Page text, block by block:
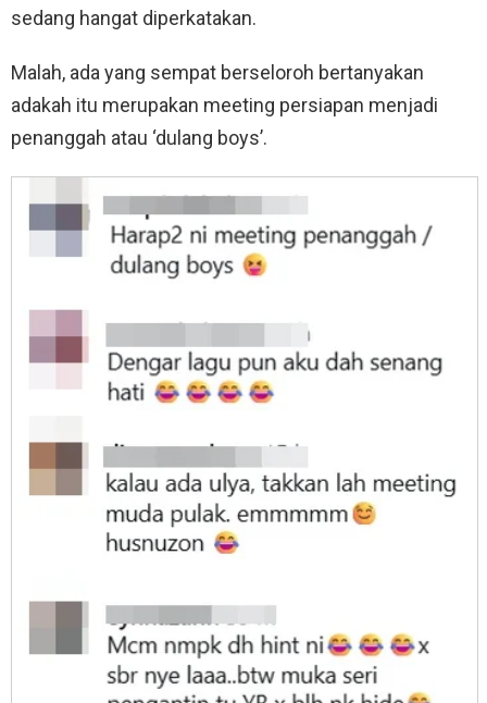
sedang hangat diperkatakan.
Malah, ada yang sempat berseloroh bertanyakan
adakah itu merupakan meeting persiapan menjadi
penanggah atau ‘dulang boys’.